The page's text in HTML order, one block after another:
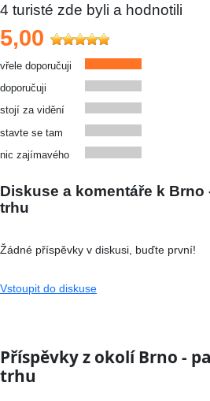
4 turisté zde byli a hodnotili
5,00
vřele doporučuji
doporučuji
stojí za vidění
stavte se tam
nic zajímavého
Diskuse a komentáře k Brno
trhu
Žádné příspěvky v diskusi, buďte první!
Vstoupit do diskuse
Příspěvky z okolí Brno -
trhu